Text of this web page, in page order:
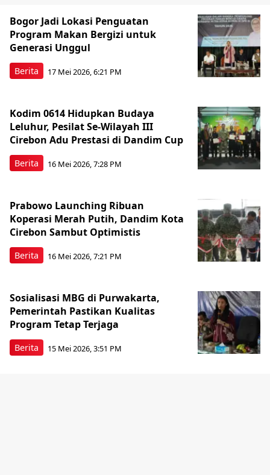
Berita
Bogor Jadi Lokasi Penguatan
Program Makan Bergizi untuk
Generasi Unggul
17 Mei 2026, 6:21 PM
Berita
Kodim 0614 Hidupkan Budaya
Leluhur, Pesilat Se-Wilayah III
Cirebon Adu Prestasi di Dandim Cup
16 Mei 2026, 7:28 PM
Berita
Prabowo Launching Ribuan
Koperasi Merah Putih, Dandim Kota
Cirebon Sambut Optimistis
16 Mei 2026, 7:21 PM
Berita
Sosialisasi MBG di Purwakarta,
Pemerintah Pastikan Kualitas
Program Tetap Terjaga
15 Mei 2026, 3:51 PM